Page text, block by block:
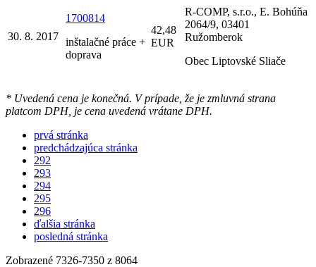
30. 8. 2017
1700814
inštalačné práce +
doprava
42,48
EUR
R-COMP, s.r.o., E. Bohúňa
2064/9, 03401
Ružomberok
Obec Liptovské Sliače
* Uvedená cena je konečná. V prípade, že je zmluvná strana
platcom DPH, je cena uvedená vrátane DPH.
prvá stránka
predchádzajúca stránka
292
293
294
295
296
ďalšia stránka
posledná stránka
Zobrazené 7326-7350 z 8064